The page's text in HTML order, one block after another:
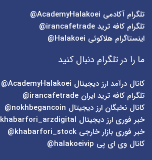
تلگرام آکادمی
تلگرام کافه ترید irancafetrade@
اینستاگرام هلاکوئی Halakoei@
ما را در تلگرام دنبال کنید
کانال درآمد ارز دیجیتال AcademyHalakoei@
تلگرام کافه ترید ایران irancafetrade@
کانال نخبگان ارز دیجیتال nokhbegancoin@
خبر فوری ارز دیجیتال khabarfori_arzdigital@
خبر فوری بازار خارجی khabarfori_stock@
کانال وی ای پی halakoeivip@